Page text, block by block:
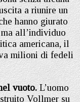
a riunire un
hanno giurato
all’individuo
americana, il
milioni di fedeli
vuoto.L’uomo
Vollmer su